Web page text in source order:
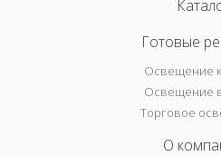
Готовые
Освещение
Освещение
Торговое
О